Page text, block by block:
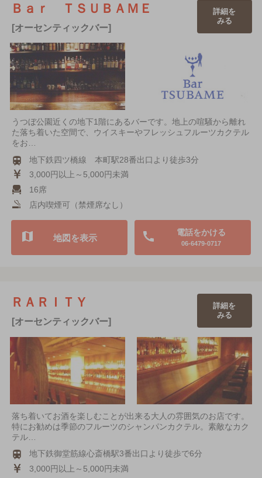
Ｂａｒ ＴＳＵＢＡＭＥ
[オーセンティックバー]
詳細を
みる
うつぼ公園近くの地下1階にあるバーです。地上の喧騒から離れ
た落ち着いた空間で、ウイスキーやフレッシュフルーツカクテル
をお…
地下鉄四ツ橋線 本町駅28番出口より徒歩3分
3,000円以上～5,000円未満
16席
店内喫煙可（禁煙席なし）
電話をかける
06-6479-0717
地図を表示
ＲＡＲＩＴＹ
[オーセンティックバー]
詳細を
みる
落ち着いてお酒を楽しむことが出来る大人の雰囲気のお店です。
特にお勧めは季節のフルーツのシャンパンカクテル。素敵なカク
テル…
地下鉄御堂筋線心斎橋駅3番出口より徒歩で6分
3,000円以上～5,000円未満